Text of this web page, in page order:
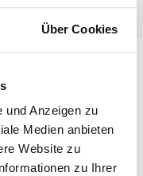
Über Cookies
und Anzeigen zu
Medien anbieten
Website zu
zu Ihrer
das ist meine